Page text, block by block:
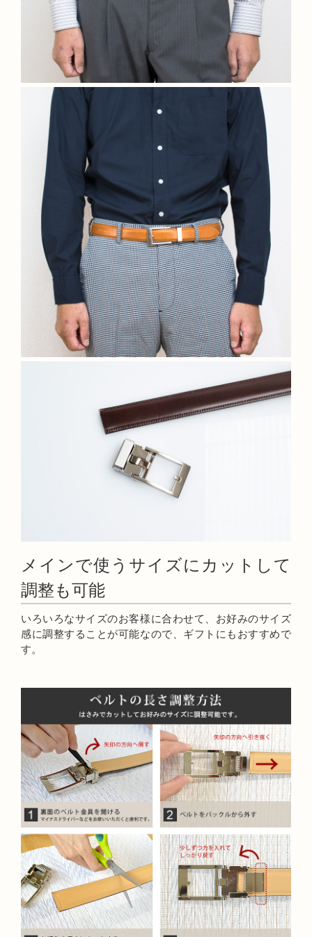
メインで使うサイズにカットして
調整も可能
いろいろなサイズのお客様に合わせて、お好みのサイズ
感に調整することが可能なので、ギフトにもおすすめで
す。